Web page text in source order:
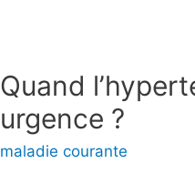
Quand
urgence ?
maladie courante